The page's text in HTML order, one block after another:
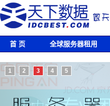
首 页 全球服务器租用
1 2 3 4 5